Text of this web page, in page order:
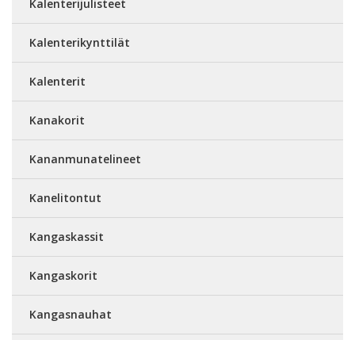
Kalenterijulisteet
Kalenterikynttilät
Kalenterit
Kanakorit
Kananmunatelineet
Kanelitontut
Kangaskassit
Kangaskorit
Kangasnauhat